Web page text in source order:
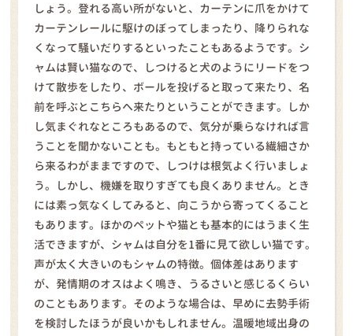
しょう。登れる高い所がないと、カーテンに爪をかけて
カーテンレールに駆けのぼってしまったり、降りられな
くなって騒いだりするといったこともあるようです。シ
ャムは賢い猫なので、しつけると犬のようにリードをつ
けて散歩をしたり、ボールを投げると取って来たり、名
前を呼ぶとこちらへ来たりということができます。しか
し気まぐれなところもあるので、気分が乗らなければ言
うことを聞かないことも。もともと持っている繊細さか
ら来るわがままですので、しつけは根気よく行いましょ
う。しかし、機嫌を取りすぎても良くありません。とき
には素っ気なくしてみると、向こうから寄ってくること
もあります。ほかのペットや猫とも基本的にはうまく生
活できますが、シャムは自分を1番に見て欲しい猫です。
声が太く大きいのもシャムの特徴。個体差はあります
が、発情期のオスはよく鳴き、うるさいと感じるくらい
のこともあります。そのような場合は、早めに去勢手術
を検討したほうが良いかもしれません。温暖地域出身の